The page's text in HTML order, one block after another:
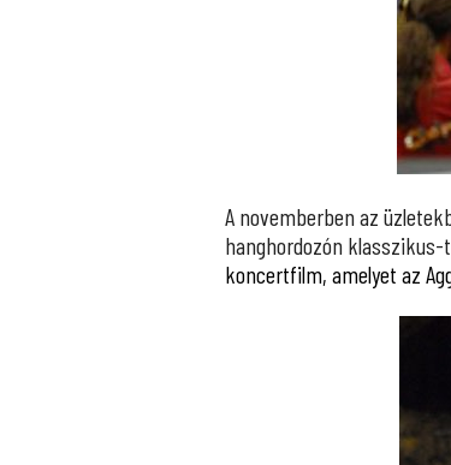
A novemberben az
hanghordozón
koncertfilm, amelyet az